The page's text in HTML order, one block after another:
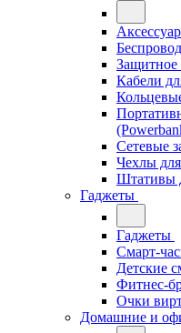
Защитное
Кабели
Сетевые
Чехлы
Штативы
Гаджеты
Гаджеты
Смарт-
Детские
Фитнес-
Очки
Домашние и